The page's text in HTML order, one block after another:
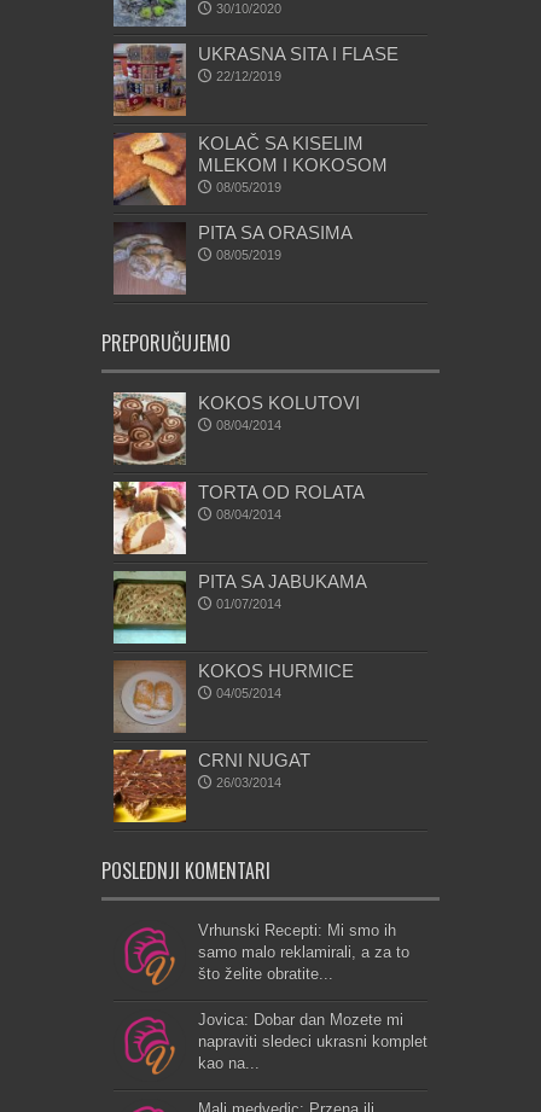
30/10/2020
UKRASNA SITA I FLASE
22/12/2019
KOLAČ SA KISELIM
MLEKOM I KOKOSOM
08/05/2019
PITA SA ORASIMA
08/05/2019
PREPORUČUJEMO
KOKOS KOLUTOVI
08/04/2014
TORTA OD ROLATA
08/04/2014
PITA SA JABUKAMA
01/07/2014
KOKOS HURMICE
04/05/2014
CRNI NUGAT
26/03/2014
POSLEDNJI KOMENTARI
Vrhunski Recepti: Mi smo ih
samo malo reklamirali, a za to
što želite obratite...
Jovica: Dobar dan Mozete mi
napraviti sledeci ukrasni komplet
kao na...